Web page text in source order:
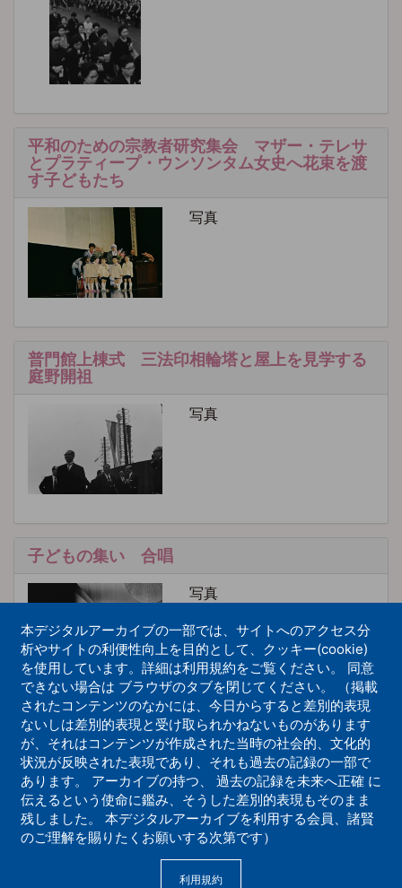
平和のための宗教者研究集会 マザー・テレサ
とプラティープ・ウンソンタム女史へ花束を渡
す子どもたち
写真
普門館上棟式 三法印相輪塔と屋上を見学する
庭野開祖
写真
子どもの集い 合唱
写真
子どもの集い 巨人軍選手
写真
本デジタルアーカイブの一部では、サイトへのアクセス分
析やサイトの利便性向上を目的として、クッキー(cookie)
を使用しています。詳細は利用規約をご覧ください。 同意
できない場合は ブラウザのタブを閉じてください。 （掲載
されたコンテンツのなかには、今日からすると差別的表現
ないしは差別的表現と受け取られかねないものがあります
が、それはコンテンツが作成された当時の社会的、文化的
状況が反映された表現であり、それも過去の記録の一部で
あります。 アーカイブの持つ、 過去の記録を未来へ正確 に
伝えるという使命に鑑み、そうした差別的表現もそのまま
残しました。 本デジタルアーカイブを利用する会員、諸賢
のご理解を賜りたくお願いする次第です）
利用規約